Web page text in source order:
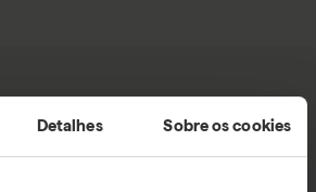
Detalhes Sobre os cookies